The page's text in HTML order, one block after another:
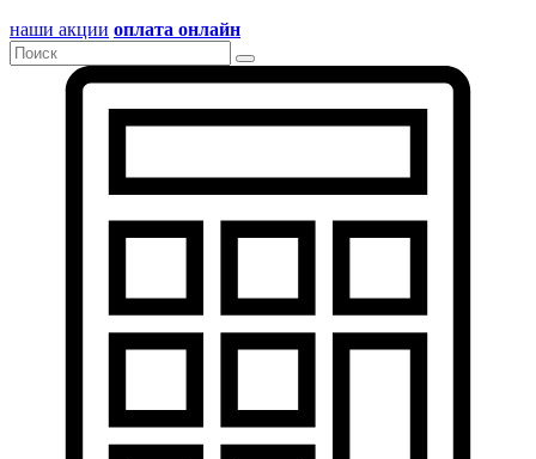
наши акции оплата онлайн